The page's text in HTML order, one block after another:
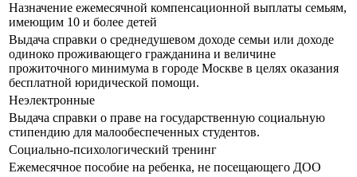
Назначение ежемесячной компенсационной выплаты семьям,
имеющим 10 и более детей
Выдача справки о среднедушевом доходе семьи или доходе
одиноко проживающего гражданина и величине
прожиточного минимума в городе Москве в целях оказания
бесплатной юридической помощи.
Неэлектронные
Выдача справки о праве на государственную социальную
стипендию для малообеспеченных студентов.
Социально-психологический тренинг
Ежемесячное пособие на ребенка, не посещающего ДОО